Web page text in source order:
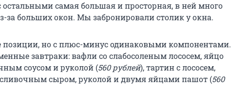
самая большая и просторная, в ней много
за больших окон. Мы забронировали столик у окна.
позиции, но с плюс-минус одинаковыми компонентами.
завтраки: вафли со слабосоленым лососем, яйцо
соусом и руколой (560 рублей), тартин с лососем,
сливочным сыром, руколой и двумя яйцами пашот (560